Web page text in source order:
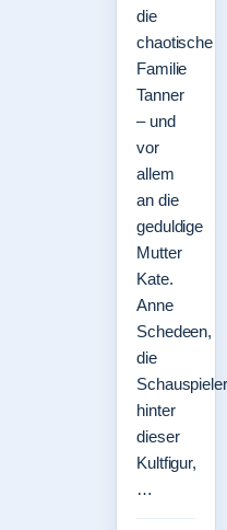
die
chaotische
Familie
Tanner
– und
vor
allem
an die
geduldige
Mutter
Kate.
Anne
Schedeen,
die
hinter
dieser
Kultfigur,
…